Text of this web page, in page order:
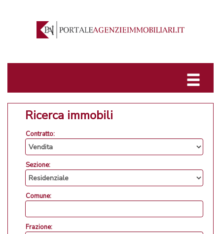
Ricerca immobili
Contratto:
Sezione:
Comune:
Frazione: